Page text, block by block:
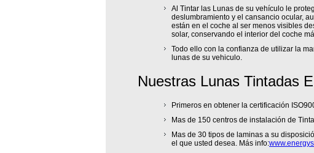
Al Tintar las Lunas de su vehículo le
deslumbramiento y el cansancio ocular,
están en el coche al ser menos visibles
solar, conservando el interior del coche
Todo ello con la confianza de utilizar la
lunas de su vehiculo.
Nuestras Lunas Tintadas
Primeros en obtener la certificación
Mas de 150 centros de instalación de
Mas de 30 tipos de laminas a su
el que usted desea. Más info: